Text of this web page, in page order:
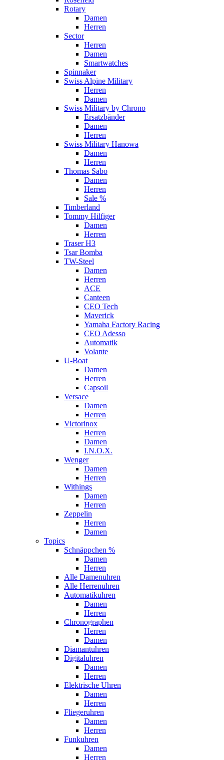
Rotary
Damen
Herren
Sector
Herren
Damen
Smartwatches
Spinnaker
Swiss Alpine Military
Herren
Damen
Swiss Military by Chrono
Ersatzbänder
Damen
Herren
Swiss Military Hanowa
Damen
Herren
Thomas Sabo
Damen
Herren
Sale %
Timberland
Tommy Hilfiger
Damen
Herren
Traser H3
Tsar Bomba
TW-Steel
Damen
Herren
ACE
Canteen
CEO Tech
Maverick
Yamaha Factory Racing
CEO Adesso
Automatik
Volante
U-Boat
Damen
Herren
Capsoil
Versace
Damen
Herren
Victorinox
Herren
Damen
I.N.O.X.
Wenger
Damen
Herren
Withings
Damen
Herren
Zeppelin
Herren
Damen
Topics
Schnäppchen %
Damen
Herren
Alle Damenuhren
Alle Herrenuhren
Automatikuhren
Damen
Herren
Chronographen
Herren
Damen
Diamantuhren
Digitaluhren
Damen
Herren
Elektrische Uhren
Damen
Herren
Fliegeruhren
Damen
Herren
Funkuhren
Damen
Herren